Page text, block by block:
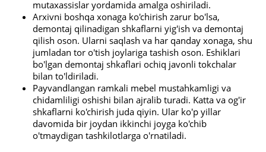
mutaxassislar yordamida amalga oshiriladi.
Arxivni boshqa xonaga ko'chirish zarur bo'lsa,
demontaj qilinadigan shkaflarni yig'ish va demontaj
qilish oson. Ularni saqlash va har qanday xonaga, shu
jumladan tor o'tish joylariga tashish oson. Eshiklari
bo'lgan demontaj shkaflari ochiq javonli tokchalar
bilan to'ldiriladi.
Payvandlangan ramkali mebel mustahkamligi va
chidamliligi oshishi bilan ajralib turadi. Katta va og'ir
shkaflarni ko'chirish juda qiyin. Ular ko'p yillar
davomida bir joydan ikkinchi joyga ko'chib
o'tmaydigan tashkilotlarga o'rnatiladi.